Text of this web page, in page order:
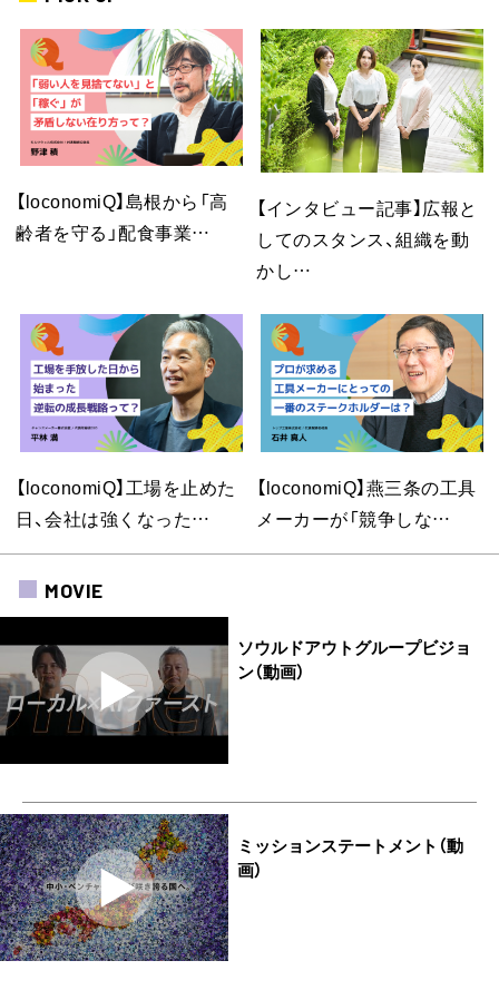
【loconomiQ】島根から「高
齢者を守る」配食事業…
【インタビュー記事】広報と
してのスタンス、組織を動
かし…
【loconomiQ】工場を止めた
日、会社は強くなった…
【loconomiQ】燕三条の工具
メーカーが「競争しな…
MOVIE
ソウルドアウトグループビジョ
ン（動画）
ミッションステートメント（動
画）